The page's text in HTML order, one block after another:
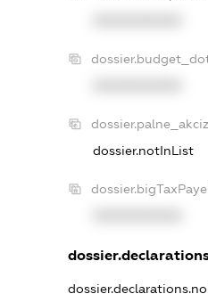
dossier.palne_akciz
dossier.notInList